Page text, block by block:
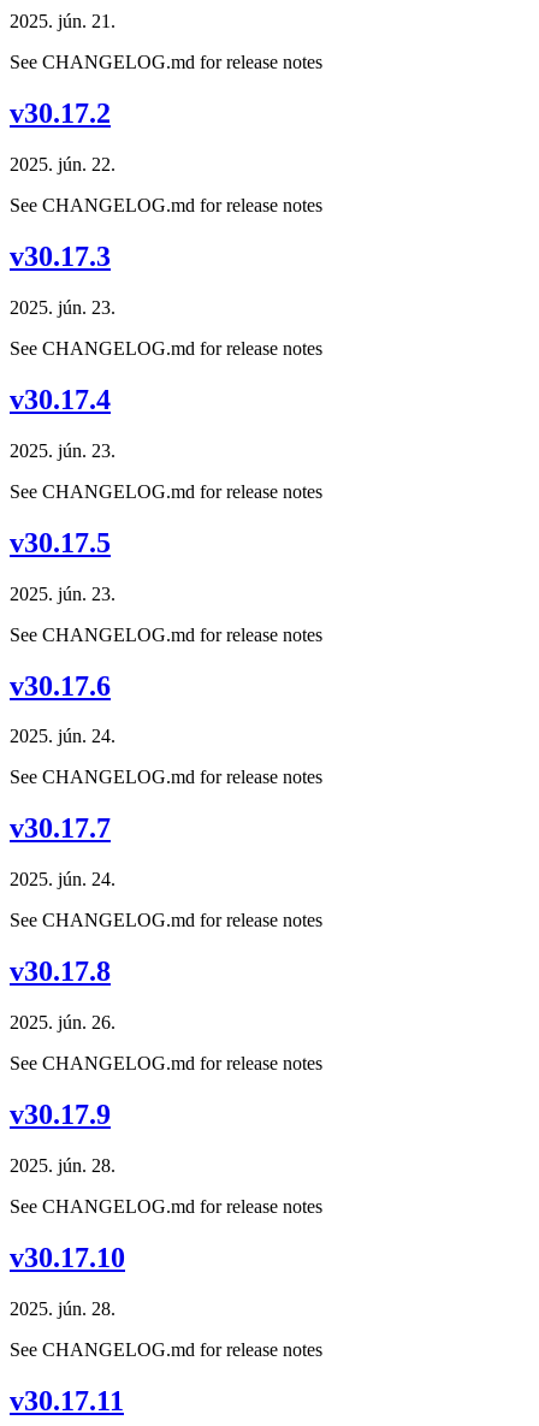
2025. jún. 21.
See CHANGELOG.md for release notes
v30.17.2
2025. jún. 22.
See CHANGELOG.md for release notes
v30.17.3
2025. jún. 23.
See CHANGELOG.md for release notes
v30.17.4
2025. jún. 23.
See CHANGELOG.md for release notes
v30.17.5
2025. jún. 23.
See CHANGELOG.md for release notes
v30.17.6
2025. jún. 24.
See CHANGELOG.md for release notes
v30.17.7
2025. jún. 24.
See CHANGELOG.md for release notes
v30.17.8
2025. jún. 26.
See CHANGELOG.md for release notes
v30.17.9
2025. jún. 28.
See CHANGELOG.md for release notes
v30.17.10
2025. jún. 28.
See CHANGELOG.md for release notes
v30.17.11